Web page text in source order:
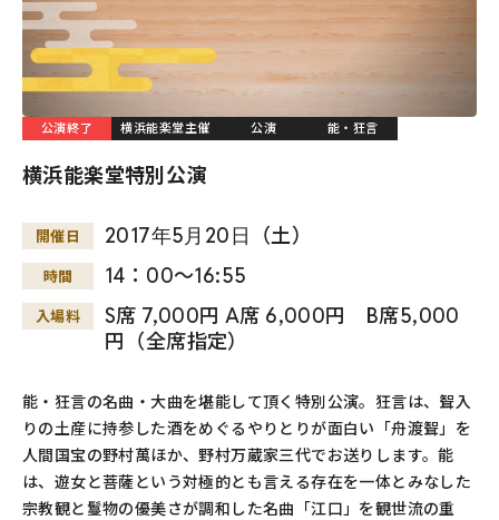
公演終了 横浜能楽堂主催 公演 能・狂言
横浜能楽堂特別公演
開催日 2017年5月 20日 （土）
時間 14：00～16:55
入場料
S席 7,000円 A席 6,000円 B席5,000
円（全席指定）
能・狂言の名曲・大曲を堪能して頂く特別公演。狂言は、聟入
りの土産に持参した酒をめぐるやりとりが面白い「舟渡聟」を
人間国宝の野村萬ほか、野村万蔵家三代でお送りします。能
は、遊女と菩薩という対極的とも言える存在を一体とみなした
宗教観と鬘物の優美さが調和した名曲「江口」を観世流の重